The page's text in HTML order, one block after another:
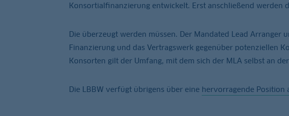
Konsortialfinanzierung entwickelt. Erst anschließend werden
Die überzeugt werden müssen. Der Mandated Lead
Finanzierung und das Vertragswerk gegenüber potenziellen
Konsorten gilt der Umfang, mit dem sich der MLA selbst an
Die LBBW verfügt übrigens über eine hervorragende Position